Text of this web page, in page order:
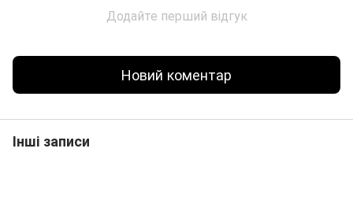
Додайте перший відгук
Новий коментар
Інші записи